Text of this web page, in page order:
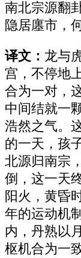
南北宗源翻
隐居廛市，
译文： 龙与
宫，不停地
合为一对，
中间结就一
浩然之气。
的一天，孩
北源归南宗
倒，这一天
阳火，黄昏
年的运动机
内，丹熟以
枢机合为一